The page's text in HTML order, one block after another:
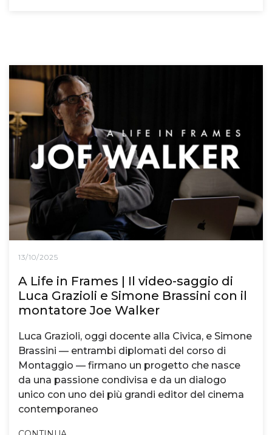
13/10/2025
A Life in Frames | Il video-saggio di
Luca Grazioli e Simone Brassini con il
montatore Joe Walker
Luca Grazioli, oggi docente alla Civica, e Simone
Brassini — entrambi diplomati del corso di
Montaggio — firmano un progetto che nasce
da una passione condivisa e da un dialogo
unico con uno dei più grandi editor del cinema
contemporaneo